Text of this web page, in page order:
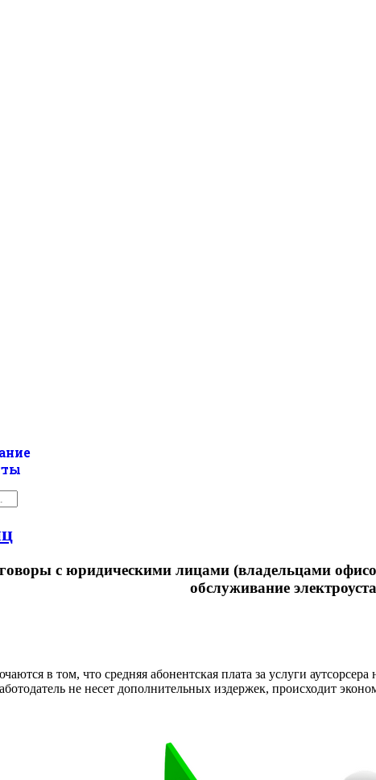
с юридическими лицами (владельцами
обслуживание
в том, что средняя абонентская плата за услуги
не несет дополнительных издержек, происходит